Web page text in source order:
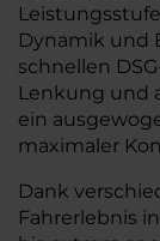
Dynamik und
schnellen
Lenkung und
ein
maximaler
Dank
Fahrerlebnis